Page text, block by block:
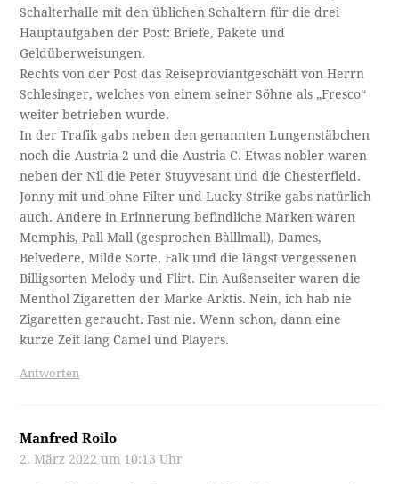
Schalterhalle mit den üblichen Schaltern für die drei
Hauptaufgaben der Post: Briefe, Pakete und
Geldüberweisungen.
Rechts von der Post das Reiseproviantgeschäft von Herrn
Schlesinger, welches von einem seiner Söhne als „Fresco“
weiter betrieben wurde.
In der Trafik gabs neben den genannten Lungenstäbchen
noch die Austria 2 und die Austria C. Etwas nobler waren
neben der Nil die Peter Stuyvesant und die Chesterfield.
Jonny mit und ohne Filter und Lucky Strike gabs natürlich
auch. Andere in Erinnerung befindliche Marken waren
Memphis, Pall Mall (gesprochen Bàlllmall), Dames,
Belvedere, Milde Sorte, Falk und die längst vergessenen
Billigsorten Melody und Flirt. Ein Außenseiter waren die
Menthol Zigaretten der Marke Arktis. Nein, ich hab nie
Zigaretten geraucht. Fast nie. Wenn schon, dann eine
kurze Zeit lang Camel und Players.
Antworten
Manfred Roilo
2. März 2022 um 10:13 Uhr